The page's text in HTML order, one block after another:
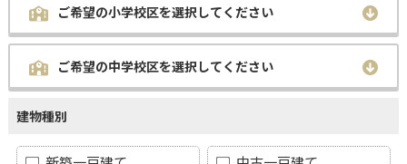
ご希望の小学校区を選択してください
ご希望の中学校区を選択してください
建物種別